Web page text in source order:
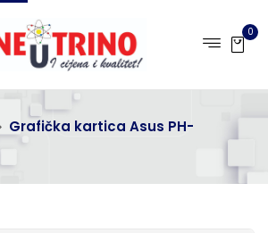
0
Grafička kartica Asus PH-